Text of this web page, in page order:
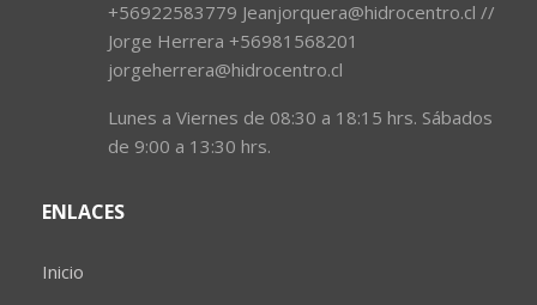
+56922583779 Jeanjorquera@hidrocentro.cl //
Jorge Herrera +56981568201
jorgeherrera@hidrocentro.cl
Lunes a Viernes de 08:30 a 18:15 hrs. Sábados
de 9:00 a 13:30 hrs.
ENLACES
Inicio